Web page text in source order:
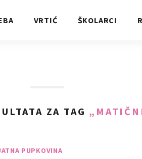
VRTIĆ ŠKOLARCI
ZA TAG
PUPKOVINA